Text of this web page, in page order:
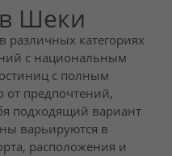
Шеки
категориях
с национальным
с полным
от предпочтений,
подходящий вариант
варьируются в
расположения и